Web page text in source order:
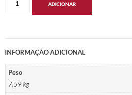
ADICIONAR
INFORMAÇÃO ADICIONAL
Peso
7,59 kg